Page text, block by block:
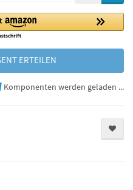
ERTEILEN
Komponenten werden geladen ...